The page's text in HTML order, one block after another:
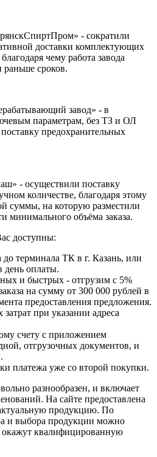
- сократили
доставки комплектующих
чему работа завода
раньше сроков.
завод» - в
параметрам, без ТЗ и ОЛ
предохранительных
- осуществили поставку
количестве, благодаря этому
суммы, на которую разместили
минимального объёма заказа.
доступны:
до терминала ТК в г. Казань, или
день оплаты.
и быстрых - отгрузим с 5%
на сумму от 300 000 рублей в
предоставления предложения.
при указании адреса
счету с приложением
отгрузочных документов, и
платежа уже со второй покупки.
разнообразен, и включает
На сайте предоставлена
продукцию. По
и выбора продукции можно
квалифицированную